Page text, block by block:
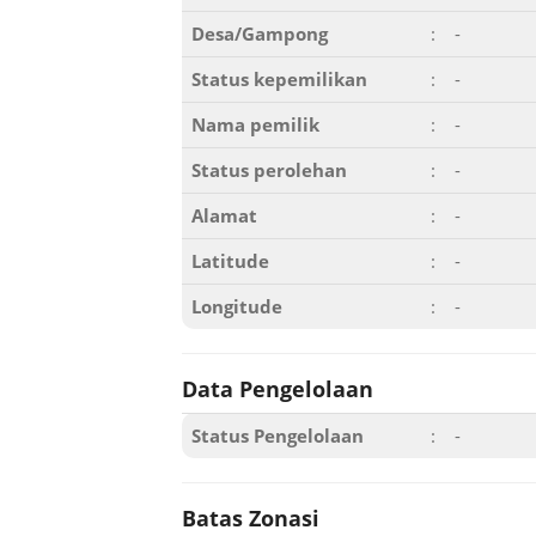
Desa/Gampong
:
-
Status kepemilikan
:
-
Nama pemilik
:
-
Status perolehan
:
-
Alamat
:
-
Latitude
:
-
Longitude
: -
Data Pengelolaan
Status Pengelolaan : -
Batas Zonasi